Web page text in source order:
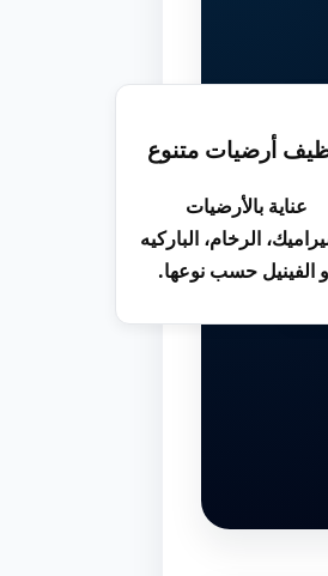
أرضيات متنوع
عناية بالأرضيات
الرخام، الباركيه
الفينيل حسب نوعها.